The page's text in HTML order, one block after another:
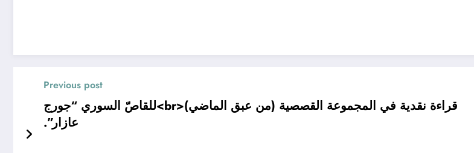
Previous post
قراءة نقدية في المجموعة القصصية (من عبق الماضي)<br>للقاصّ السوري “جورج
عازار”.